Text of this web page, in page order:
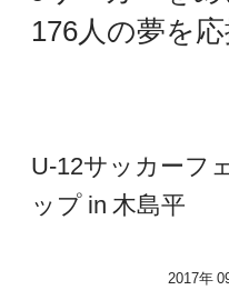
176人の夢を
U-12サッカーフ
ップ in 木島平
2017年